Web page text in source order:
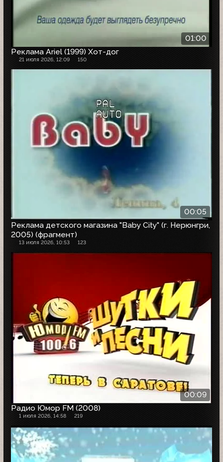
01:00
Реклама Ariel (1999) Хот-дог
21 июля 2026, 12:09 150
00:05
Реклама детского магазина "Baby City" (г. Нерюнгри,
2005) (фрагмент)
13 июля 2026, 10:53 123
00:09
Радио Юмор FM (2008)
1 июля 2026, 14:58 219